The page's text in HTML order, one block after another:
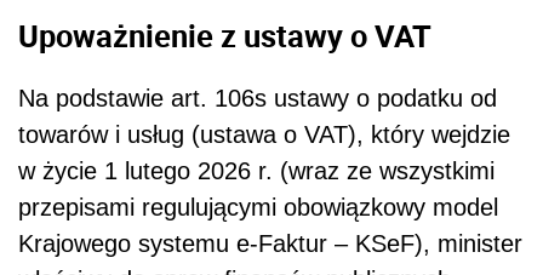
Upoważnienie z ustawy o VAT
Na podstawie art. 106s ustawy o podatku od
towarów i usług (ustawa o VAT), który wejdzie
w życie 1 lutego 2026 r. (wraz ze wszystkimi
przepisami regulującymi obowiązkowy model
Krajowego systemu e-Faktur – KSeF), minister